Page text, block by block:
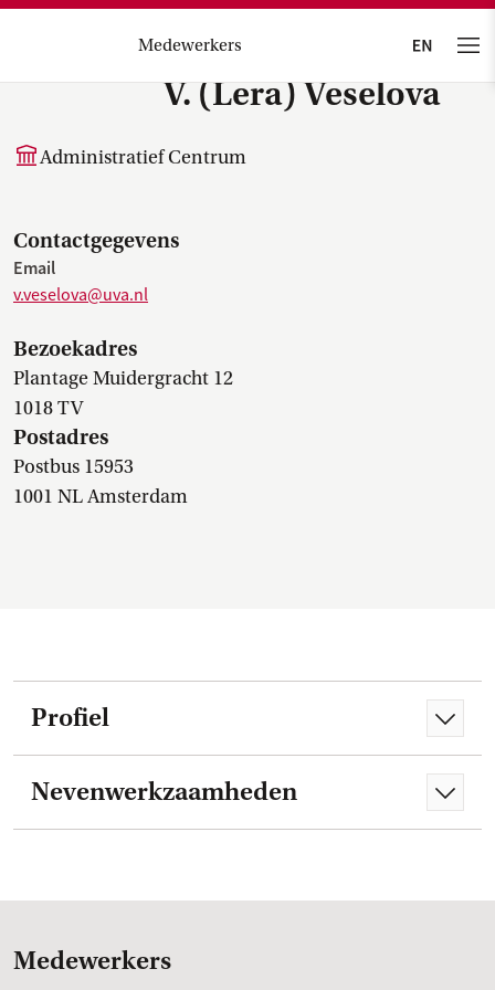
Medewerkers
V. (Lera) Veselova
Administratief Centrum
Contactgegevens
Email
v.veselova@uva.nl
Bezoekadres
Plantage Muidergracht 12
1018 TV
Postadres
Postbus 15953
1001 NL Amsterdam
Profiel
Nevenwerkzaamheden
Medewerkers